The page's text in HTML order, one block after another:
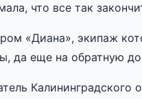
что все так
«Диана», экипаж
да еще на обратную